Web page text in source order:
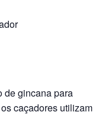
de gincana para
caçadores utilizam